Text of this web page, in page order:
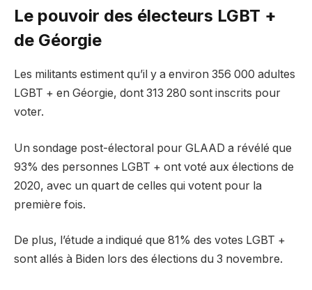
Le pouvoir des électeurs LGBT +
de Géorgie
Les militants estiment qu’il y a environ 356 000 adultes
LGBT + en Géorgie, dont 313 280 sont inscrits pour
voter.
Un sondage post-électoral pour GLAAD a révélé que
93% des personnes LGBT + ont voté aux élections de
2020, avec un quart de celles qui votent pour la
première fois.
De plus, l’étude a indiqué que 81% des votes LGBT +
sont allés à Biden lors des élections du 3 novembre.